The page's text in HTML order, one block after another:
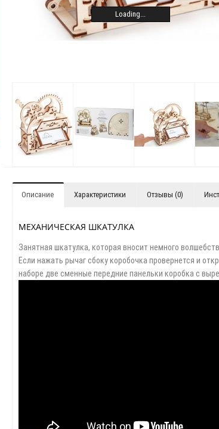
Профилактика плоскостопия у детей
Loading...
Описание Характеристики Отзывы (0)
МЕХАНИЧЕСКАЯ ШКАТУЛКА
Занятная шкатулка, которая вносит немного
Если нажать рычаг сбоку коробочка провернется и
наборе две сменные передние панельки коробка с